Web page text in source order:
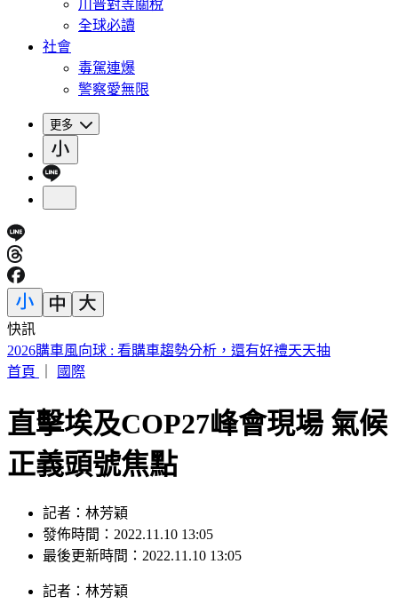
川普對等關稅
全球必讀
社會
毒駕連爆
警察愛無限
更多
快訊
墨西哥毒戰復燃？小鎮驚見「5屍掛橋上」 前市長也遇害
首頁
國際
直擊埃及COP27峰會現場 氣候
正義頭號焦點
記者：林芳穎
發佈時間：2022.11.10 13:05
最後更新時間：2022.11.10 13:05
記者 ： 林芳穎